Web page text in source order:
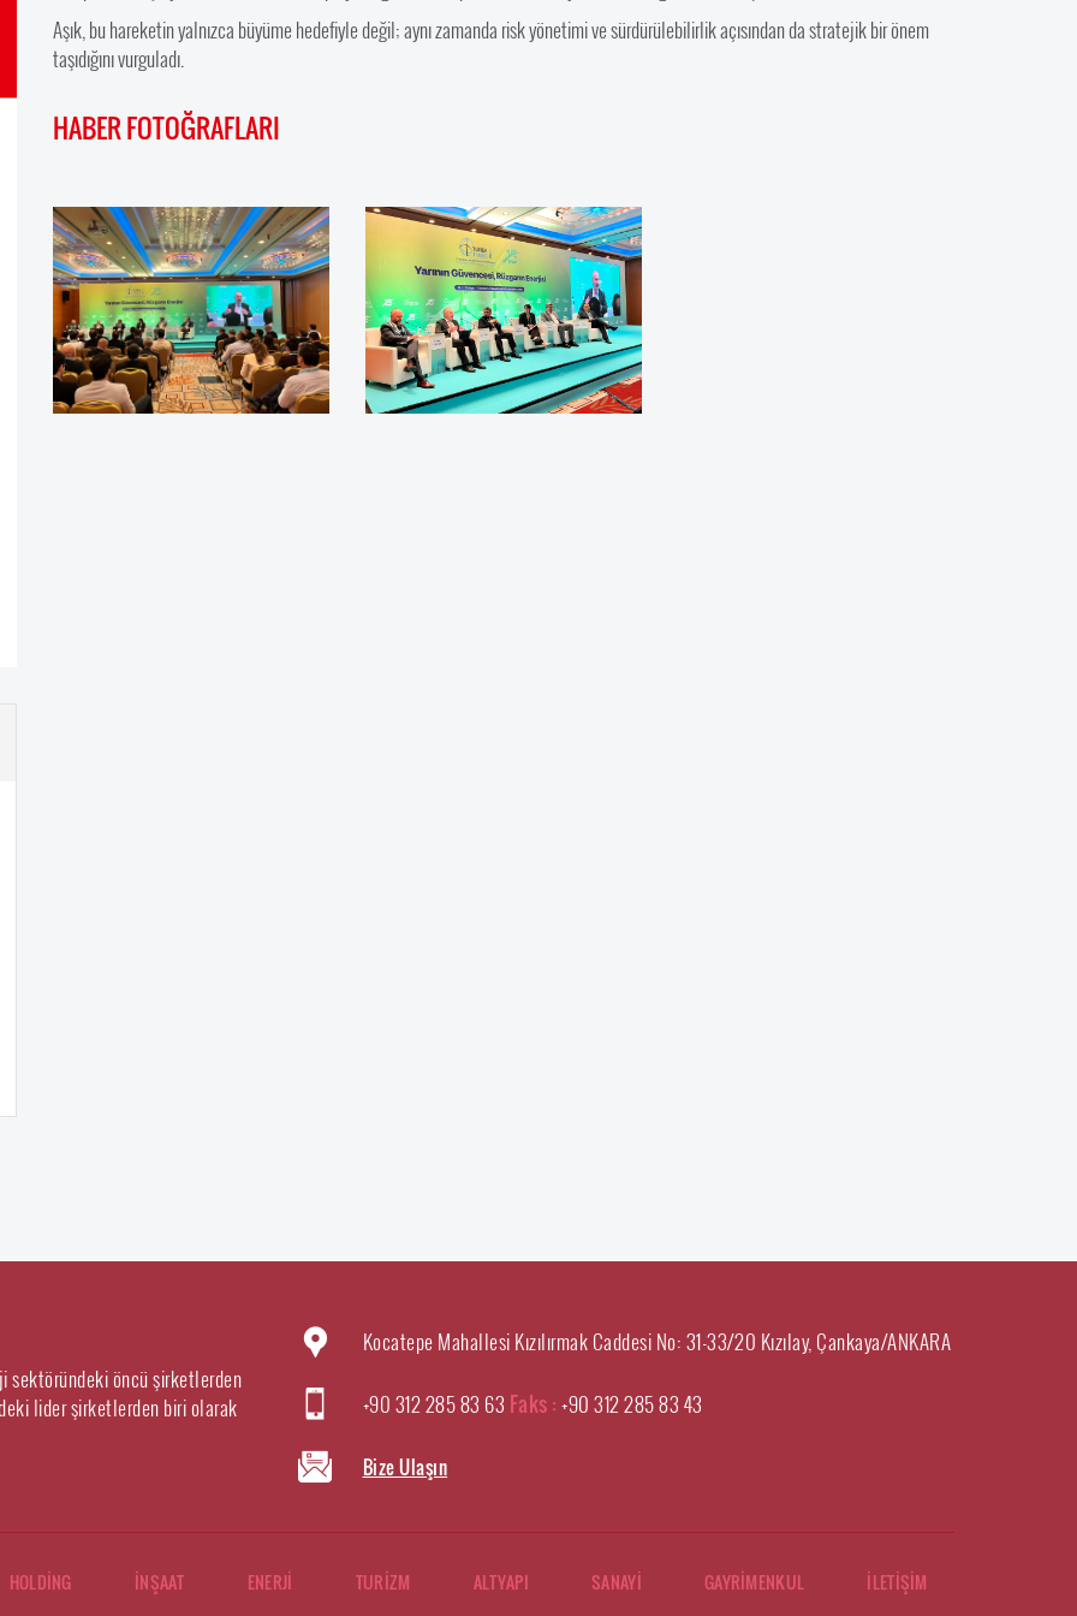
Aşık, bu hareketin yalnızca büyüme hedefiyle değil; aynı zamanda risk yönetimi ve sürdürülebilirlik açısından da stratejik bir önem
taşıdığını vurguladı.
HABER FOTOĞRAFLARI
sektöründeki öncü şirketlerden
lider şirketlerden biri olarak
Kocatepe Mahallesi Kızılırmak Caddesi No: 31-33/20 Kızılay, Çankaya/ANKARA
+90 312 285 83 63 Faks :+90 312 285 83 43
Bize Ulaşın
HOLDİNG İNŞAAT ENERJİ TURİZM ALTYAPI SANAYİ GAYRİMENKUL İLETİŞİM